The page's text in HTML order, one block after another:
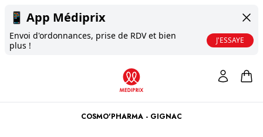
📱 App Médiprix
Envoi d'ordonnances, prise de RDV et bien
plus !
J'ESSAYE
COSMO'PHARMA - GIGNAC